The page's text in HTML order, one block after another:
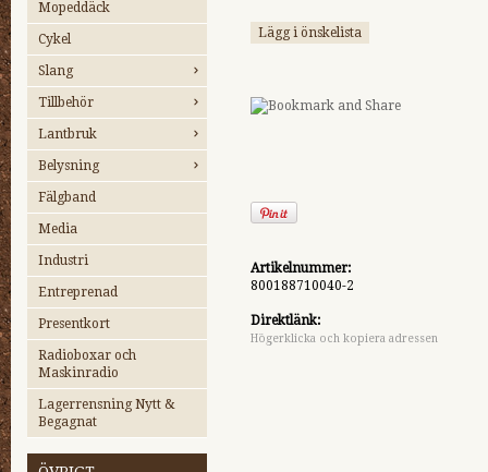
Mopeddäck
Cykel
Slang
Tillbehör
Lantbruk
Belysning
Fälgband
Media
Industri
Entreprenad
Presentkort
Radioboxar och
Maskinradio
Lagerrensning Nytt &
Begagnat
Lägg i önskelista
Artikelnummer:
800188710040-2
Direktlänk:
Högerklicka och kopiera adressen